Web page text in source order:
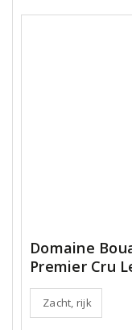
Domaine
Premier Cru
Zacht, rijk